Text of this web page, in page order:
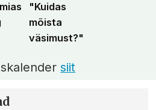
"Kuidas
mõista
väsimust?"
siit